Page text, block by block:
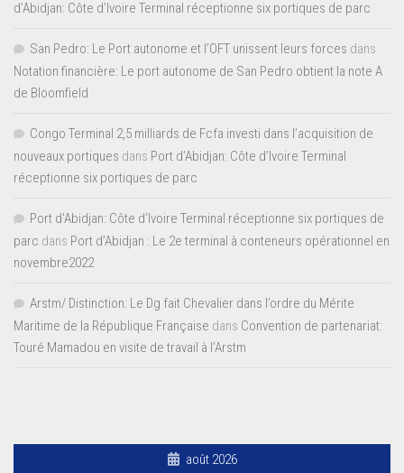
d’Abidjan: Côte d’Ivoire Terminal réceptionne six portiques de parc
San Pedro: Le Port autonome et l’OFT unissent leurs forces dans
Notation financière: Le port autonome de San Pedro obtient la note A
de Bloomfield
Congo Terminal 2,5 milliards de Fcfa investi dans l’acquisition de
nouveaux portiques dans Port d’Abidjan: Côte d’Ivoire Terminal
réceptionne six portiques de parc
Port d'Abidjan: Côte d’Ivoire Terminal réceptionne six portiques de
parc dans Port d’Abidjan : Le 2e terminal à conteneurs opérationnel en
novembre2022
Arstm/ Distinction: Le Dg fait Chevalier dans l’ordre du Mérite
Maritime de la République Française dans Convention de partenariat:
Touré Mamadou en visite de travail à l’Arstm
août 2026